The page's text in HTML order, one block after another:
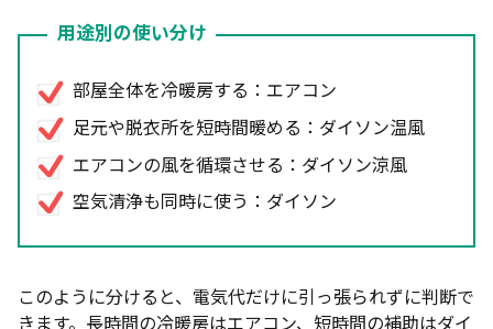
用途別の使い分け
部屋全体を冷暖房する：エアコン
足元や脱衣所を短時間暖める：ダイソン温風
エアコンの風を循環させる：ダイソン涼風
空気清浄も同時に使う：ダイソン
このように分けると、電気代だけに引っ張られずに判断で
きます。長時間の冷暖房はエアコン、短時間の補助はダイ